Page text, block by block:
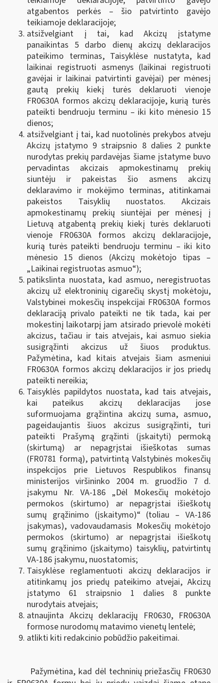
atgabentos perkės – šio patvirtinto gavėjo
teikiamoje deklaracijoje;
atsižvelgiant į tai, kad Akcizų įstatyme
panaikintas 5 darbo dienų akcizų deklaracijos
pateikimo terminas, Taisyklėse nustatyta, kad
laikinai registruoti asmenys (laikinai registruoti
gavėjai ir laikinai patvirtinti gavėjai) per mėnesį
gautą prekių kiekį turės deklaruoti vienoje
FR0630A formos akcizų deklaracijoje, kurią turės
pateikti bendruoju terminu – iki kito mėnesio 15
dienos;
atsižvelgiant į tai, kad nuotolinės prekybos atveju
Akcizų įstatymo 9 straipsnio 8 dalies 2 punkte
nurodytas prekių pardavėjas šiame įstatyme buvo
pervadintas akcizais apmokestinamų prekių
siuntėju ir pakeistas šio asmens akcizų
deklaravimo ir mokėjimo terminas, atitinkamai
pakeistos Taisyklių nuostatos. Akcizais
apmokestinamų prekių siuntėjai per mėnesį į
Lietuvą atgabentą prekių kiekį turės deklaruoti
vienoje FR0630A formos akcizų deklaracijoje,
kurią turės pateikti bendruoju terminu – iki kito
mėnesio 15 dienos (Akcizų mokėtojo tipas –
„Laikinai registruotas asmuo“);
patikslinta nuostata, kad asmuo, neregistruotas
akcizų už elektroninių cigarečių skystį mokėtoju,
Valstybinei mokesčių inspekcijai FR0630A formos
deklaraciją privalo pateikti ne tik tada, kai per
mokestinį laikotarpį jam atsirado prievolė mokėti
akcizus, tačiau ir tais atvejais, kai asmuo siekia
susigrąžinti akcizus už šiuos produktus.
Pažymėtina, kad kitais atvejais šiam asmeniui
FR0630A formos akcizų deklaracijos ir jos priedų
pateikti nereikia;
Taisyklės papildytos nuostata, kad tais atvejais,
kai pateikus akcizų deklaracijas jose
suformuojama grąžintina akcizų suma, asmuo,
pageidaujantis šiuos akcizus susigrąžinti, turi
pateikti Prašymą grąžinti (įskaityti) permoką
(skirtumą) ar nepagrįstai išieškotas sumas
(FR0781 formą), patvirtintą Valstybinės mokesčių
inspekcijos prie Lietuvos Respublikos finansų
ministerijos viršininko 2004 m. gruodžio 7 d.
įsakymu Nr. VA-186 „Dėl Mokesčių mokėtojo
permokos (skirtumo) ar nepagrįstai išieškotų
sumų grąžinimo (įskaitymo)“ (toliau – VA-186
įsakymas), vadovaudamasis Mokesčių mokėtojo
permokos (skirtumo) ar nepagrįstai išieškotų
sumų grąžinimo (įskaitymo) taisyklių, patvirtintų
VA-186 įsakymu, nuostatomis;
Taisyklėse reglamentuoti akcizų deklaracijos ir
atitinkamų jos priedų pateikimo atvejai, Akcizų
įstatymo 61 straipsnio 1 dalies 8 punkte
nurodytais atvejais;
atnaujinta Akcizų deklaracijų FR0630, FR0630A
formose nurodomų matavimo vienetų lentelė;
atlikti kiti redakcinio pobūdžio pakeitimai.
Pažymėtina, kad dėl techninių priežasčių FR0630